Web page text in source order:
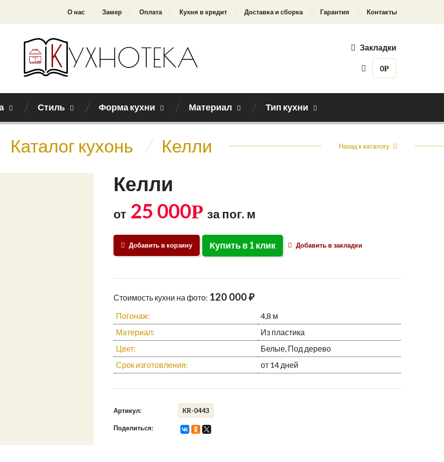
О нас Замер Оплата Кухня в кредит Доставка и сборка Гарантия Контакты
Закладки
0Р
Стиль Форма кухни Материал Тип кухни
Каталог кухонь / Келли Назад к каталогу
Келли
от 25 000Р за пог. м
Добавить в корзину Купить в 1 клик Добавить в закладки
Стоимость кухни на фото: 120 000 ₽
Погонаж:
4,8 м
Материал:
Из пластика
Цвет:
Белые, Под дерево
Срок изготовления:
от 14 дней
Артикул: KR-0443
Поделиться: